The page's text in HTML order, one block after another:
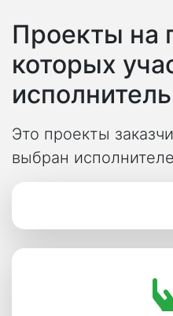
Проекты на
которых
исполнитель
Это проекты
выбран